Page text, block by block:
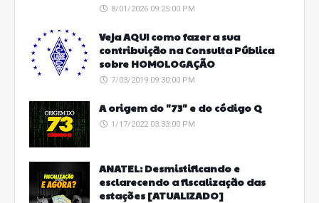
8/01/2026 09:25:00 PM
Veja AQUI como fazer a sua
contribuição na Consulta Pública
sobre HOMOLOGAÇÃO
7/03/2019 09:30:00 PM
A origem do "73" e do código Q
1/17/2022 03:33:00 PM
ANATEL: Desmistificando e
esclarecendo a fiscalização das
estações [ATUALIZADO]